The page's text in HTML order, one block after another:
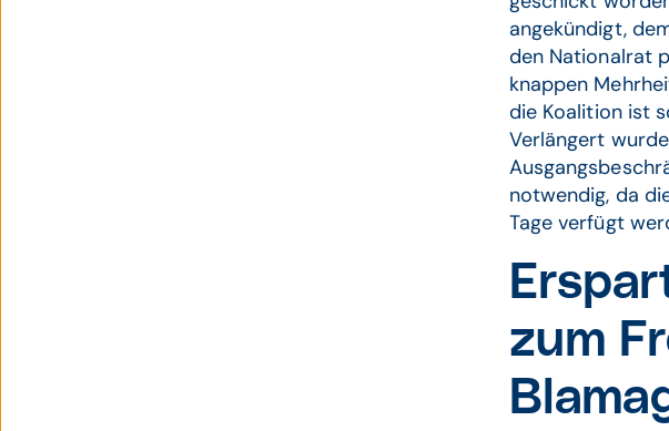
angekündigt,
den Nationalrat
knappen
die Koalition ist
Verlängert
notwendig, da
Tage verfügt
zum